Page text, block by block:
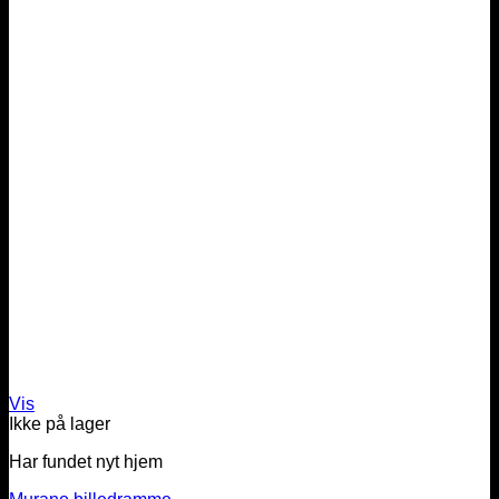
Vis
Ikke på lager
Har fundet nyt hjem